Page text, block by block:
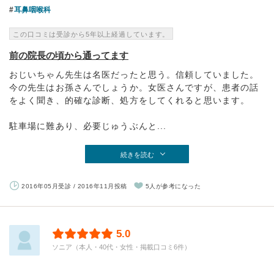
耳鼻咽喉科
この口コミは受診から5年以上経過しています。
前の院長の頃から通ってます
おじいちゃん先生は名医だったと思う。信頼していました。
今の先生はお孫さんでしょうか。女医さんですが、患者の話
をよく聞き、的確な診断、処方をしてくれると思います。
駐車場に難あり、必要じゅうぶんと...
続きを読む
2016年05月受診 / 2016年11月投稿 5人が参考になった
5.0
ソニア（本人・40代・女性・掲載口コミ6件）